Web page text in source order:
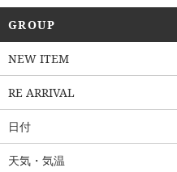
GROUP
NEW ITEM
RE ARRIVAL
日付
天気・気温